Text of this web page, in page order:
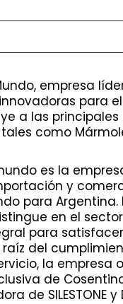
empresa
para
a las
como
es la
y
para
en el
para
del
la empresa
de
de SILESTONE y